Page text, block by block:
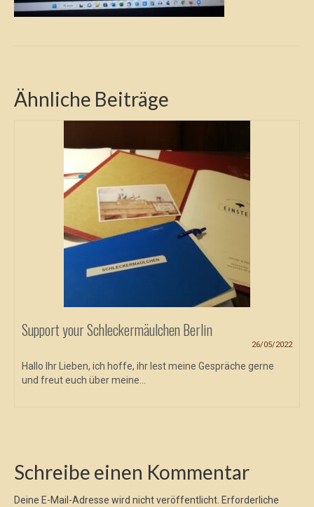
Ähnliche Beiträge
Support your Schleckermäulchen Berlin
26/05/2022
Hallo Ihr Lieben, ich hoffe, ihr lest meine Gespräche gerne
und freut euch über meine...
Schreibe einen Kommentar
Deine E-Mail-Adresse wird nicht veröffentlicht. Erforderliche